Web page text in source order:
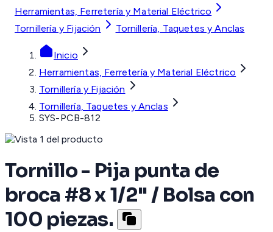
Herramientas, Ferretería y Material Eléctrico
Tornillería y Fijación
Tornillería, Taquetes y Anclas
Inicio
Herramientas, Ferretería y Material Eléctrico
Tornillería y Fijación
Tornillería, Taquetes y Anclas
SYS-PCB-812
Tornillo - Pija punta de
broca #8 x 1/2" / Bolsa con
100 piezas.